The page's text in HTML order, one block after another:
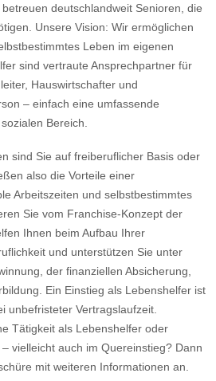
deutschlandweit Senioren, die
Unsere Vision: Wir ermöglichen
Leben im eigenen
sind vertraute Ansprechpartner für
Hauswirtschafter und
– einfach eine umfassende
Bereich.
sind Sie auf freiberuflicher Basis oder
also die Vorteile einer
Arbeitszeiten und selbstbestimmtes
Sie vom Franchise-Konzept der
Ihnen beim Aufbau Ihrer
und unterstützen Sie unter
der finanziellen Absicherung,
Ein Einstieg als Lebenshelfer ist
unbefristeter Vertragslaufzeit.
Tätigkeit als Lebenshelfer oder
vielleicht auch im Quereinstieg? Dann
mit weiteren Informationen an.